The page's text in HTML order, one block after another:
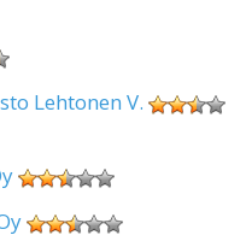
Lehtonen V.